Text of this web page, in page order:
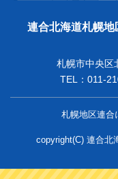
連合北海道札幌地
札幌市中央区
TEL：011-
札幌地区連合
copyright(C) 連合北